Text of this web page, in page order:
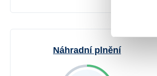
Náhradní plnění